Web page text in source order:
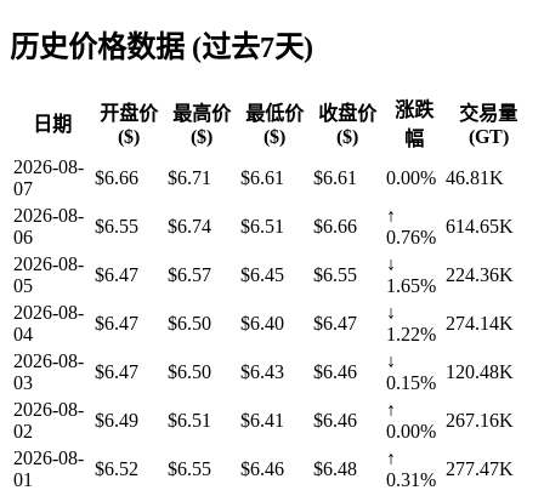
历史价格数据 (过去7天)
日期
开盘价
($)
最高价
($)
最低价
($)
收盘价
($)
涨跌
幅
交易量
(GT)
2026-08-
07
$6.66 $6.71 $6.61 $6.61 0.00% 46.81K
2026-08-
06
$6.55 $6.74 $6.51 $6.66
↑
0.76%
614.65K
2026-08-
05
$6.47 $6.57 $6.45 $6.55
↓
1.65%
224.36K
2026-08-
04
$6.47 $6.50 $6.40 $6.47
↓
1.22%
274.14K
2026-08-
03
$6.47 $6.50 $6.43 $6.46
↓
0.15%
120.48K
2026-08-
02
$6.49 $6.51 $6.41 $6.46
↑
0.00%
267.16K
2026-08-
01
$6.52 $6.55 $6.46 $6.48
↑
0.31%
277.47K